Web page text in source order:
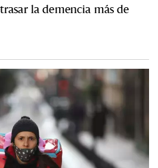
la demencia más de